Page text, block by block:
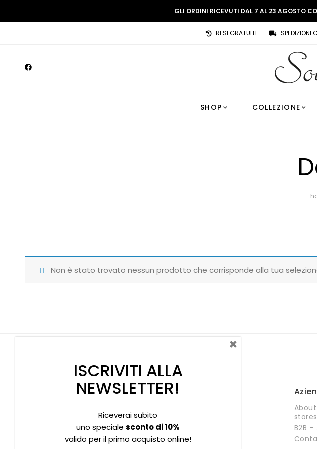
GLI ORDINI RICEVUTI DAL 7 AL 23 AGOSTO
RESI GRATUITI SPEDIZIONI
SHOP COLLEZIONE
Non è stato trovato nessun prodotto che corrisponde alla tua
Privacy policy Informativa Cookies
stores
B2B
ISCRIVITI ALLA
NEWSLETTER!
Riceverai subito
uno speciale sconto di 10%
valido per il primo acquisto online!
×